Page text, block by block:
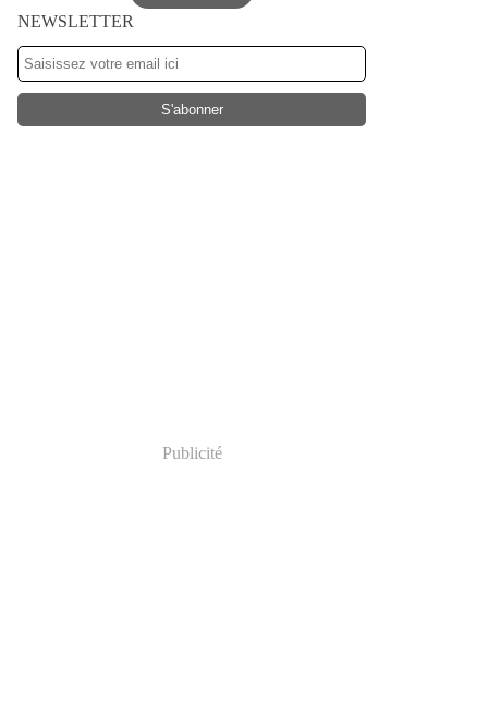
NEWSLETTER
Publicité